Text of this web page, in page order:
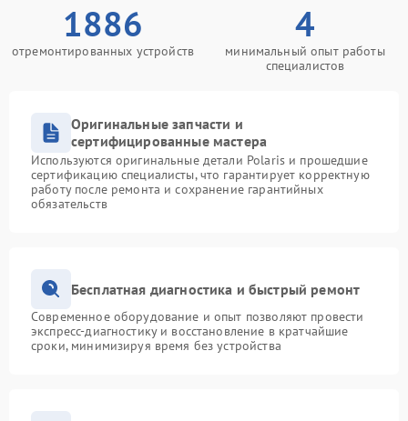
1886
отремонтированных устройств
4
минимальный опыт работы
специалистов
Оригинальные запчасти и
сертифицированные мастера
Используются оригинальные детали Polaris и прошедшие
сертификацию специалисты, что гарантирует корректную
работу после ремонта и сохранение гарантийных
обязательств
Бесплатная диагностика и быстрый ремонт
Современное оборудование и опыт позволяют провести
экспресс-диагностику и восстановление в кратчайшие
сроки, минимизируя время без устройства